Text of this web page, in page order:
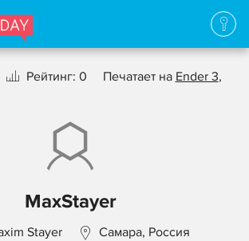
Рейтинг: 0 Печатает на Ender 3,
MaxStayer
Stayer Самара, Россия